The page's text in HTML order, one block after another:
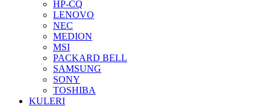
HP-CQ
LENOVO
NEC
MEDION
MSI
PACKARD BELL
SAMSUNG
SONY
TOSHIBA
KULERI